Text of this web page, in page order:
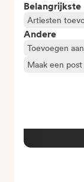
Belangrijkste
Artiesten
Andere
Toevoegen
Maak een